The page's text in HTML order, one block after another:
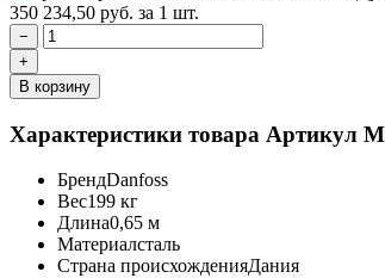
350 234,50 руб. за 1 шт.
−
+
В корзину
Характеристики товара Артикул
БрендDanfoss
Вес199 кг
Длина0,65 м
Материалсталь
Страна происхожденияДания